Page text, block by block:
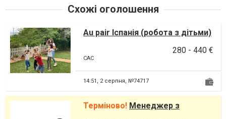
Схожі оголошення
Au pair Іспанія (робота з дітьми)
280 - 440 €
CAC
14:51, 2 серпня, №74717
Терміново! Менеджер з